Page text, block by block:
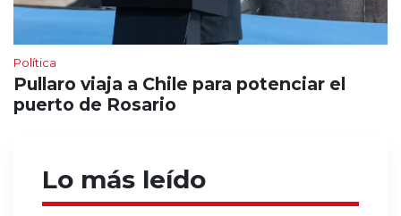
Política
Pullaro viaja a Chile para potenciar el
puerto de Rosario
Lo más leído